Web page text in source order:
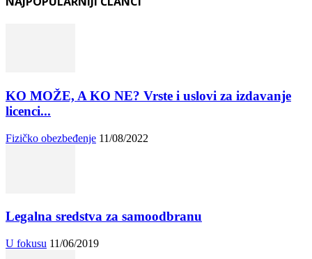
KO MOŽE, A KO NE? Vrste i uslovi za izdavanje
licenci...
Fizičko obezbeđenje 11/08/2022
Legalna sredstva za samoodbranu
U fokusu 11/06/2019